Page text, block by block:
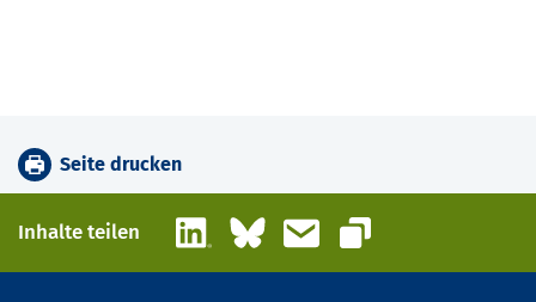
Seite drucken
Inhalte teilen LinkedInBlueskyE-Mail
Link kopieren